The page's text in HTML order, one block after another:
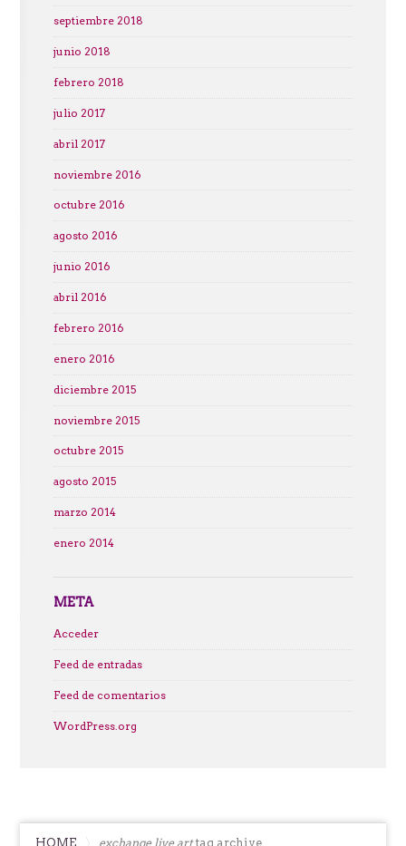
septiembre 2018
junio 2018
febrero 2018
julio 2017
abril 2017
noviembre 2016
octubre 2016
agosto 2016
junio 2016
abril 2016
febrero 2016
enero 2016
diciembre 2015
noviembre 2015
octubre 2015
agosto 2015
marzo 2014
enero 2014
META
Acceder
Feed de entradas
Feed de comentarios
WordPress.org
HOME exchange live arttag archive